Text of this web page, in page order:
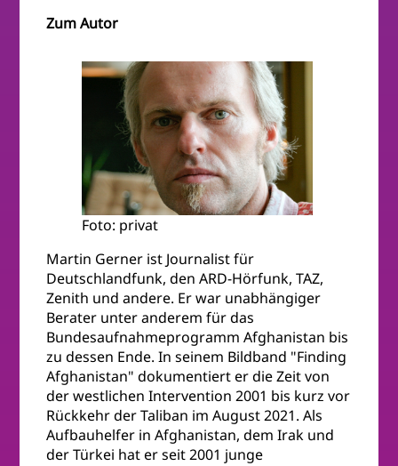
Zum Autor
Foto: privat
Martin Gerner ist Journalist für
Deutschlandfunk, den ARD-Hörfunk, TAZ,
Zenith und andere. Er war unabhängiger
Berater unter anderem für das
Bundesaufnahmeprogramm Afghanistan bis
zu dessen Ende. In seinem Bildband "Finding
Afghanistan" dokumentiert er die Zeit von
der westlichen Intervention 2001 bis kurz vor
Rückkehr der Taliban im August 2021. Als
Aufbauhelfer in Afghanistan, dem Irak und
der Türkei hat er seit 2001 junge